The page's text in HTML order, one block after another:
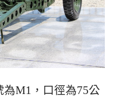
為M1 ，口徑為75公